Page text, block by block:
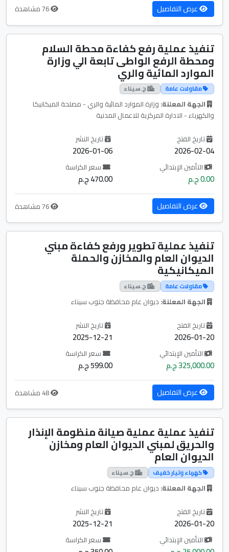
عرض التفاصيل
تنفيذ عملية رفع كفاءة محطة السلام
ومحطة الرفع الواطى تابعة الي وزارة
الموارد المائية والري
مقاولات عامة ج.سيناء
الجهة المعلنة: وزارة الموارد المائية والري - مصلحة الميكانيكا
والكهرباء - الادارة المركزية للاعمال المدنية
تاريخ الفتح
2026-02-04
تاريخ النشر
2026-01-06
التأمين الإبتدائي
0.00 ج.م
سعر الكراسة
470.00 ج.م
عرض التفاصيل
تنفيذ عملية تطوير ورفع كفاءة مبني
الديوان العام والمخازن والحملة
الميكانيكية
مقاولات عامة ج.سيناء
الجهة المعلنة: ديوان عام محافظة جنوب سيناء
تاريخ الفتح
2026-01-20
تاريخ النشر
2025-12-21
التأمين الإبتدائي
325,000.00 ج.م
سعر الكراسة
599.00 ج.م
عرض التفاصيل
تنفيذ عملية عملية صيانة منظومة الإنذار
والحريق لمبني الديوان العام ومخازن
الديوان العام
كهرباء وتيار خفيف ج.سيناء
الجهة المعلنة: ديوان عام محافظة جنوب سيناء
تاريخ الفتح
2026-01-20
تاريخ النشر
2025-12-21
التأمين الإبتدائي سعر الكراسة